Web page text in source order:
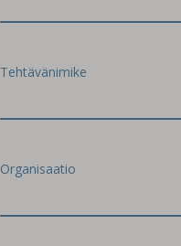
Tehtävänimike
Organisaatio